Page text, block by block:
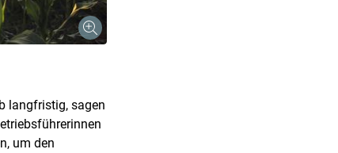
langfristig, sagen
um den